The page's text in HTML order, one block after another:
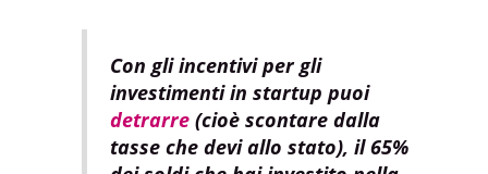
Con gli incentivi per gli
investimenti in startup puoi
detrarre(cioè scontare dalla
tasse che devi allo stato), il 65%